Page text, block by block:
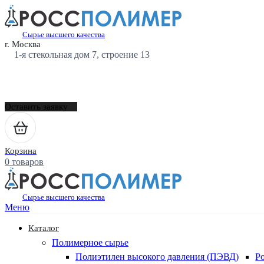
Сырье высшего качества
г. Москва
1-я стекольная дом 7, строение 13
Оставить заявку
Корзина
0 товаров
Сырье высшего качества
Меню
Каталог
Полимерное сырье
Полиэтилен высокого давления (ПЭВД)